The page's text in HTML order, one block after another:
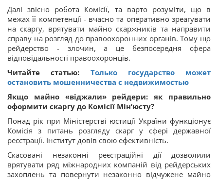
Далі звісно робота Комісії, та варто розуміти, що в
межах її компетенції - вчасно та оперативно зреагувати
на скаргу, врятувати майно скаржників та направити
справу на розгляд до правоохоронних органів. Тому що
рейдерство - злочин, а це безпосередня сфера
відповідальності правоохоронців.
Читайте статью: Только государство может
остановить мошенничества с недвижимостью
Якщо майно «віджали» рейдери: як правильно
оформити скаргу до Комісії Мін’юсту?
Понад рік при Міністерстві юстиції України функціонує
Комісія з питань розгляду скарг у сфері державної
реєстрації. Інститут довів свою ефективність.
Скасовані незаконні реєстраційні дії дозволили
врятувати ряд міжнародних компаній від рейдерських
захоплень та повернути незаконно відчужене майно